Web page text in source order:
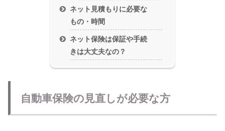
ネット見積もりに必要な
もの・時間
ネット保険は保証や手続
きは大丈夫なの？
自動車保険の見直しが必要な方